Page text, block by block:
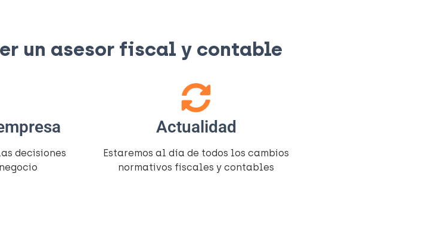
un asesor fiscal y contable​
decisiones
Actualidad
Estaremos al día de todos los cambios
normativos fiscales y contables